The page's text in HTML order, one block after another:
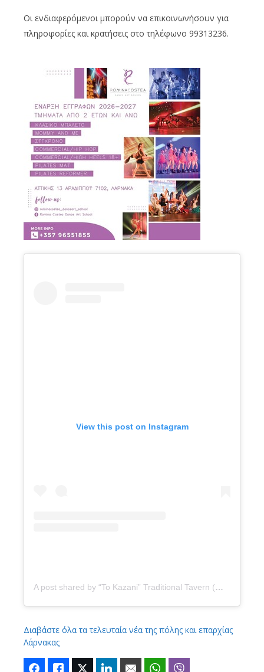
Οι ενδιαφερόμενοι μπορούν να επικοινωνήσουν για
πληροφορίες και κρατήσεις στο τηλέφωνο 99313236.
View this post on Instagram
A post shared by “To Kazani” Traditional Tavern (@tokazanitavern)
Διαβάστε όλα τα τελευταία νέα της πόλης και επαρχίας
Λάρνακας
FacebookLike Twitter LinkedIn Email WhatsApp